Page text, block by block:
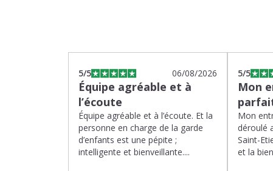
5/5 06/08/2026
Équipe agréable et à
l’écoute
Équipe agréable et à l’écoute. Et la
personne en charge de la garde
d’enfants est une pépite ;
intelligente et bienveillante....
5/5
Mon
Mon
déroulé
Saint-
et la